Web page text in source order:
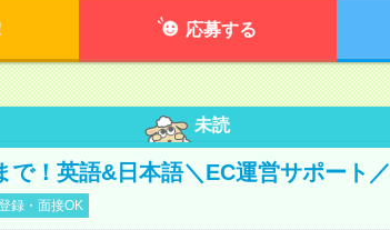
応募する
未読
で！英語&日本語＼EC運営サポート／
録・面接OK